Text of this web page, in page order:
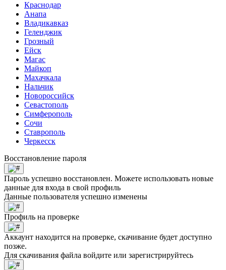
Краснодар
Анапа
Владикавказ
Геленджик
Грозный
Ейск
Магас
Майкоп
Махачкала
Нальчик
Новороссийск
Севастополь
Симферополь
Сочи
Ставрополь
Черкесск
Восстановление пароля
Пароль успешно восстановлен. Можете использовать новые
данные для входа в свой профиль
Данные пользователя успешно изменены
Профиль на проверке
Аккаунт находится на проверке, скачивание будет доступно
позже.
Для скачивания файла войдите или зарегистрируйтесь